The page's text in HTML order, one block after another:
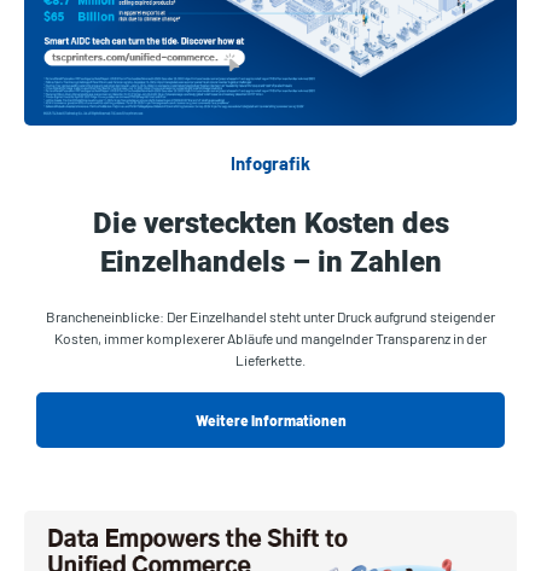
Infografik
Die versteckten Kosten des
Einzelhandels – in Zahlen
Brancheneinblicke: Der Einzelhandel steht unter Druck aufgrund steigender
Kosten, immer komplexerer Abläufe und mangelnder Transparenz in der
Lieferkette.
Weitere Informationen